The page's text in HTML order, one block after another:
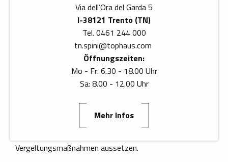
Whistleblowing
WHISTLEBLOWING – MELDUNGEN IM SINNE VON GVD
Mit GVD 24/2023 wurde in Italien die EU-Richtlinie
gewährleistet wird, die Verstöße gegen das Unionsrecht
melden. Die neuen Gesetzesvorschriften dienen dem
Vergeltungsmaßnahmen aussetzen.
Via dell’Ora del Garda 5
I-38121 Trento (TN)
Tel. 0461 244 000
tn.spini@tophaus.com
Öffnungszeiten:
Mo - Fr: 6.30 - 18.00 Uhr
Sa: 8.00 - 12.00 Uhr
Mehr Infos